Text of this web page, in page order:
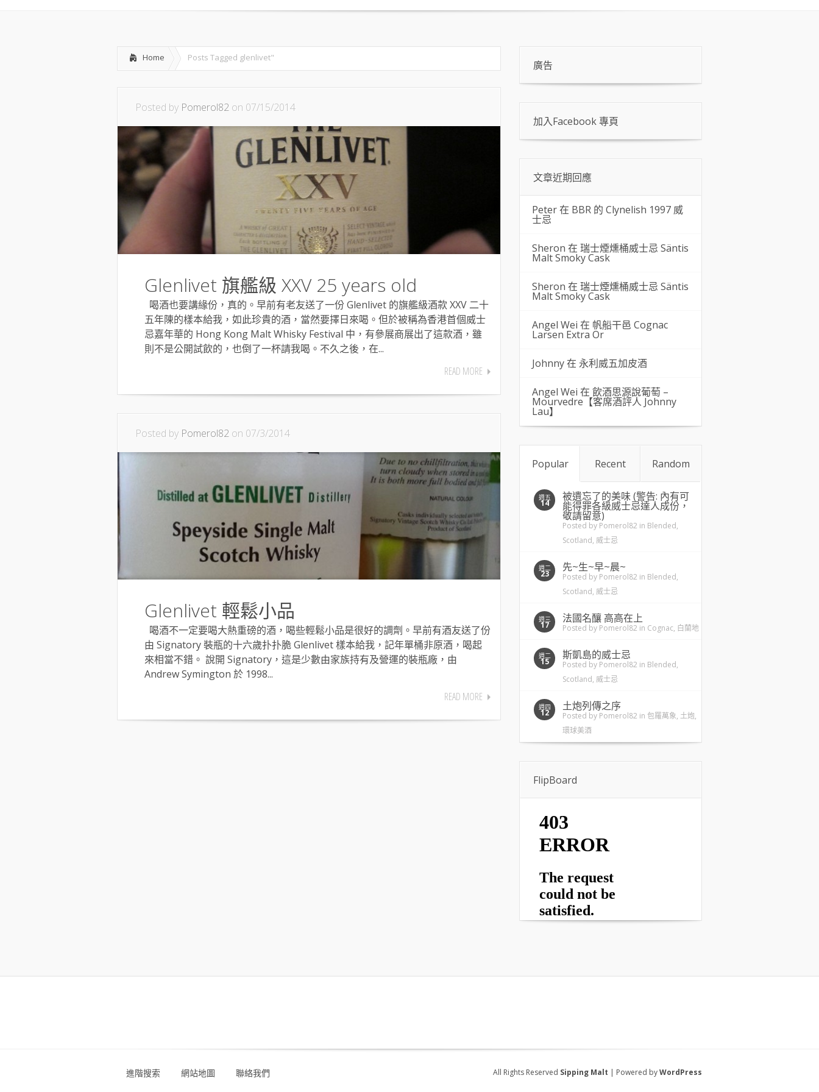
Home Posts Tagged glenlivet"
Posted by Pomerol82 on 07/15/2014
Glenlivet 旗艦級 XXV 25 years old
喝酒也要講緣份，真的。早前有老友送了一份 Glenlivet 的旗艦級酒款 XXV 二十
五年陳的樣本給我，如此珍貴的酒，當然要擇日來喝。但於被稱為香港首個威士
忌嘉年華的 Hong Kong Malt Whisky Festival 中，有參展商展出了這款酒，雖
則不是公開試飲的，也倒了一杯請我喝。不久之後，在...
READ MORE
Posted by Pomerol82 on 07/3/2014
Glenlivet 輕鬆小品
喝酒不一定要喝大熱重磅的酒，喝些輕鬆小品是很好的調劑。早前有酒友送了份
由 Signatory 裝瓶的十六歲扑扑脆 Glenlivet 樣本給我，記年單桶非原酒，喝起
來相當不錯。 說開 Signatory，這是少數由家族持有及營運的裝瓶廠，由
Andrew Symington 於 1998...
READ MORE
廣告
加入Facebook 專頁
文章近期回應
Peter 在 BBR 的 Clynelish 1997 威
士忌
Sheron 在 瑞士煙燻桶威士忌 Säntis
Malt Smoky Cask
Sheron 在 瑞士煙燻桶威士忌 Säntis
Malt Smoky Cask
Angel Wei 在 帆船干邑 Cognac
Larsen Extra Or
Johnny 在 永利威五加皮酒
Angel Wei 在 飲酒思源說葡萄 –
Mourvedre【客席酒評人 Johnny
Lau】
Popular Recent Random
週五
14
被遺忘了的美味 (警告: 內有可
能得罪各級威士忌達人成份，
敬請留意)
Posted by Pomerol82 in Blended,
Scotland, 威士忌
週二
23
先~生~早~晨~
Posted by Pomerol82 in Blended,
Scotland, 威士忌
週三
17
法國名釀 高高在上
Posted by Pomerol82 in Cognac, 白蘭地
週二
15
斯凱島的威士忌
Posted by Pomerol82 in Blended,
Scotland, 威士忌
週四
12
土炮列傳之序
Posted by Pomerol82 in 包羅萬象, 土炮,
環球美酒
FlipBoard
進階搜索 網站地圖 聯絡我們 All Rights Reserved Sipping Malt | Powered byWordPress